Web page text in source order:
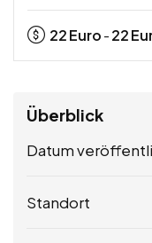
22Euro - 22
Überblick
Datum
Standort